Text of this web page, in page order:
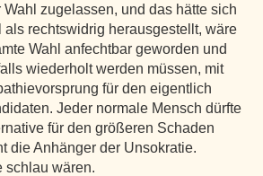
zugelassen, und das hätte sich
als rechtswidrig herausgestellt, wäre
Wahl anfechtbar geworden und
wiederholt werden müssen, mit
für den eigentlich
Jeder normale Mensch dürfte
für den größeren Schaden
die Anhänger der Unsokratie.
schlau wären.